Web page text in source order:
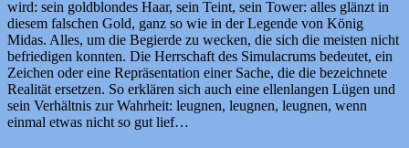
wird: sein goldblondes Haar, sein Teint, sein Tower: alles glänzt in
diesem falschen Gold, ganz so wie in der Legende von König
Midas. Alles, um die Begierde zu wecken, die sich die meisten nicht
befriedigen konnten. Die Herrschaft des Simulacrums bedeutet, ein
Zeichen oder eine Repräsentation einer Sache, die die bezeichnete
Realität ersetzen. So erklären sich auch eine ellenlangen Lügen und
sein Verhältnis zur Wahrheit: leugnen, leugnen, leugnen, wenn
einmal etwas nicht so gut lief…